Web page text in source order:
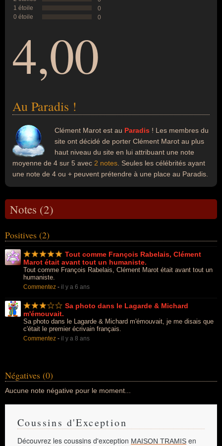
1 étoile
0
0 étoile
0
4,00
Au Paradis !
Clément Marot est au Paradis ! Les membres du
site ont décidé de porter Clément Marot au plus
haut niveau du site en lui attribuant une note
moyenne de 4 sur 5 avec 2 notes . Seules les célébrités ayant
une note de 4 ou + peuvent prétendre à une place au Paradis.
Notes (2)
Positives (2)
Tout comme François Rabelais, Clément
Marot était avant tout un humaniste.
Tout comme François Rabelais, Clément Marot était avant tout un
humaniste.
Commentez - il y a 6 ans
Sa photo dans le Lagarde & Michard
m'émouvait.
Sa photo dans le Lagarde & Michard m'émouvait, je me disais que
c'était le premier écrivain français.
Commentez - il y a 8 ans
Négatives (0)
Aucune note négative pour le moment...
Coussins d'Exception
Découvrez les coussins d'exception MAISON TRAMIS en